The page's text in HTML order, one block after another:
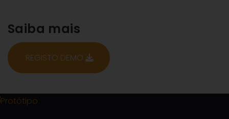
Saiba mais
REGISTO DEMO